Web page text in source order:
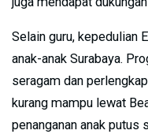
Selain guru, kepedulian
anak-anak Surabaya.
seragam dan
kurang mampu lewat
penanganan anak